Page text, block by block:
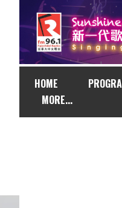
HOME
MORE...